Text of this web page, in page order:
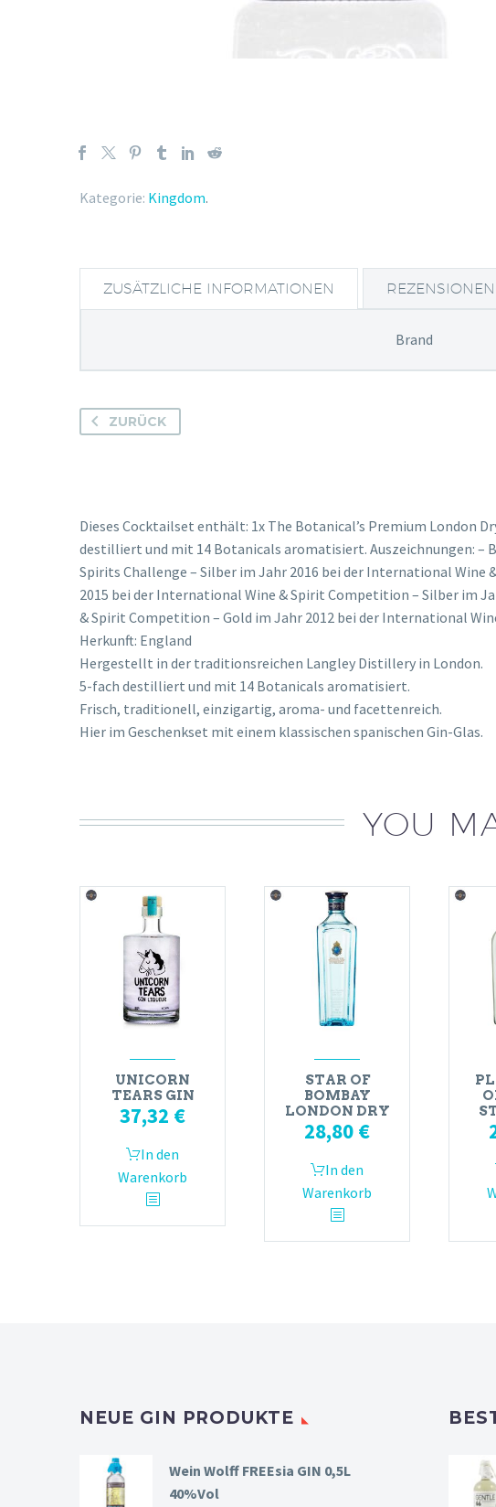
Kategorie: Kingdom.
ZUSÄTZLICHE INFORMATIONEN
Brand
ZURÜCK
Dieses Cocktailset enthält: 1x The Botanical’s Premium London
destilliert und mit 14 Botanicals aromatisiert. Auszeichnungen: –
Spirits Challenge – Silber im Jahr 2016 bei der International
2015 bei der International Wine & Spirit Competition – Silber im
& Spirit Competition – Gold im Jahr 2012 bei der International
Herkunft: England
Hergestellt in der traditionsreichen Langley Distillery in London.
5-fach destilliert und mit 14 Botanicals aromatisiert.
Frisch, traditionell, einzigartig, aroma- und facettenreich.
Hier im Geschenkset mit einem klassischen spanischen Gin-Glas.
YOU
UNICORN
TEARS GIN
37,32 €
In den
Warenkorb
STAR OF
BOMBAY
LONDON DRY
28,80 €
In den
Warenkorb
NEUE GIN PRODUKTE
Wein Wolff FREEsia GIN 0,5L
40%Vol